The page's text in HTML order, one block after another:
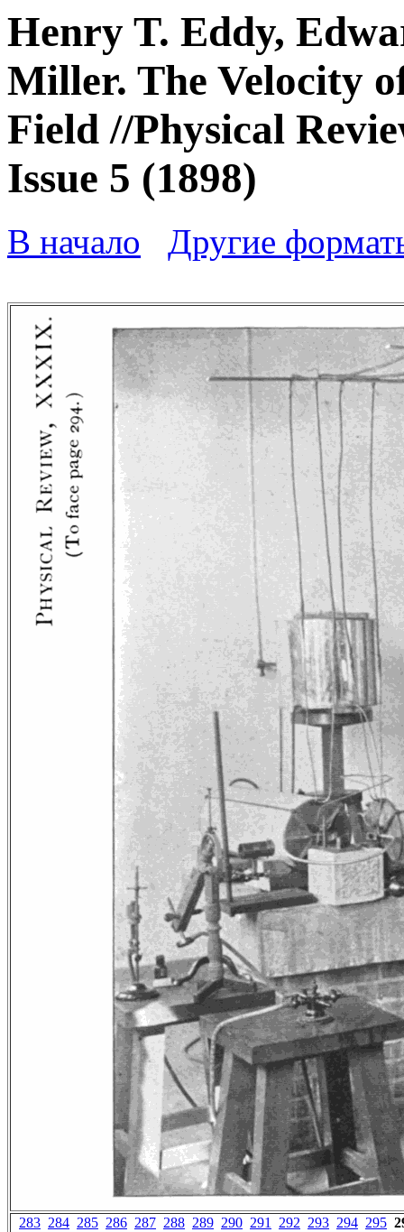
Henry T. Eddy,
Miller. The Velocity
Field //Physical
Issue 5 (1898)
В начало Другие
283 284 285 286 287 288 289 290 291 292 293 294 295